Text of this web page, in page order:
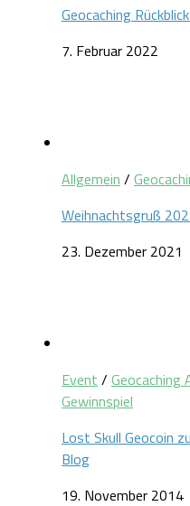
Geocaching
7. Februar 2022
Allgemein /
Weihnachtsgruß
23. Dezember 2021
Event / Geocaching
Gewinnspiel
Lost Skull Geocoin
Blog
19. November 2014